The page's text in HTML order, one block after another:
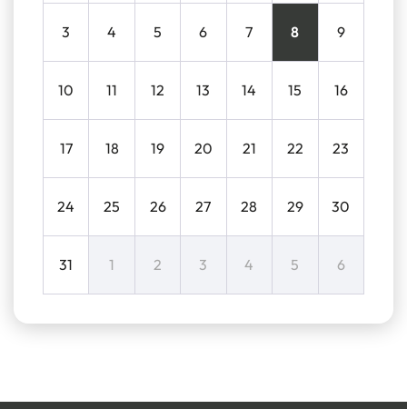
3 4 5 6 7 8 9
10 11 12 13 14 15 16
17 18 19 20 21 22 23
24 25 26 27 28 29 30
31 1 2 3 4 5 6